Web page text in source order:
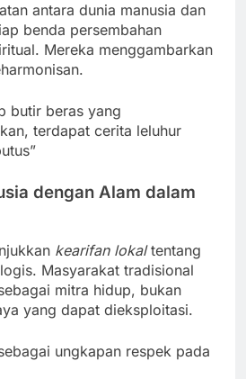
antara dunia manusia dan
benda persembahan
Mereka menggambarkan
butir beras yang
terdapat cerita leluhur
dengan Alam dalam
kearifan lokaltentang
Masyarakat tradisional
mitra hidup, bukan
yang dapat dieksploitasi.
ungkapan respek pada